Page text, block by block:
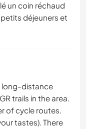
un coin réchaud
déjeuners et
long-distance
trails in the area.
of cycle routes.
tastes). There